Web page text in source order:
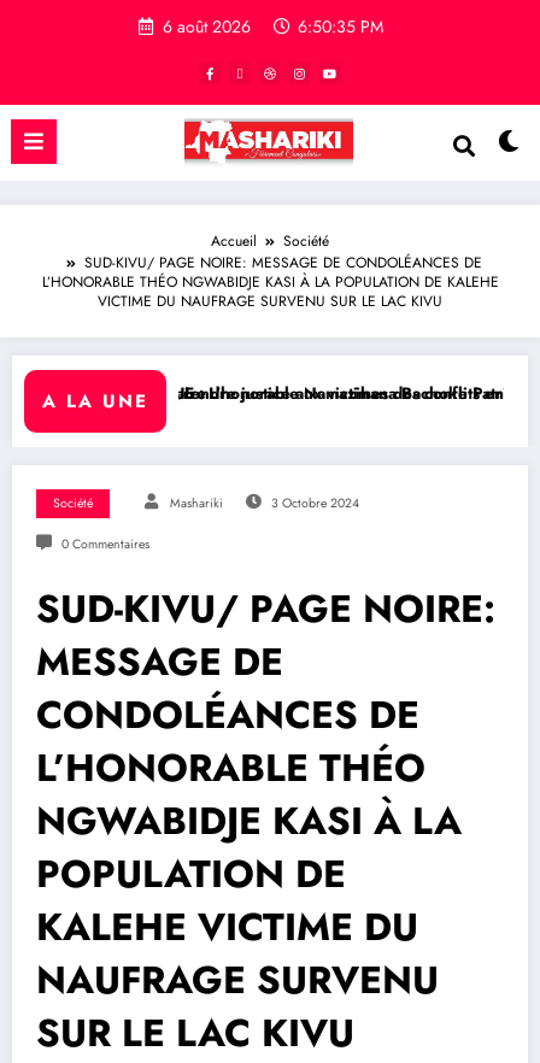
6 août 2026 6:50:36 PM
Accueil
Société
SUD-KIVU/ PAGE NOIRE: MESSAGE DE CONDOLÉANCES DE
L’HONORABLE THÉO NGWABIDJE KASI À LA POPULATION DE KALEHE
VICTIME DU NAUFRAGE SURVENU SUR LE LAC KIVU
A LA UNE
justice aux victimes des conflits en RDC
Namazihana Bachoke Patrick Baka salue la suspension
RDC/ POLITIQUE :
Société Mashariki 3 Octobre 2024
0 Commentaires
SUD-KIVU/ PAGE NOIRE:
MESSAGE DE
CONDOLÉANCES DE
L’HONORABLE THÉO
NGWABIDJE KASI À LA
POPULATION DE
KALEHE VICTIME DU
NAUFRAGE SURVENU
SUR LE LAC KIVU